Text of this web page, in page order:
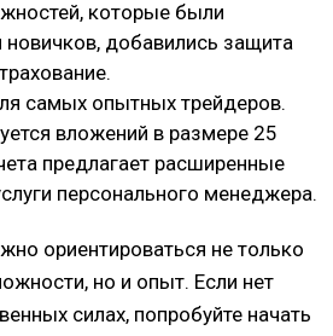
которые были
добавились защита
самых опытных трейдеров.
вложений в размере 25
предлагает расширенные
персонального менеджера.
ориентироваться не только
но и опыт. Если нет
силах, попробуйте начать